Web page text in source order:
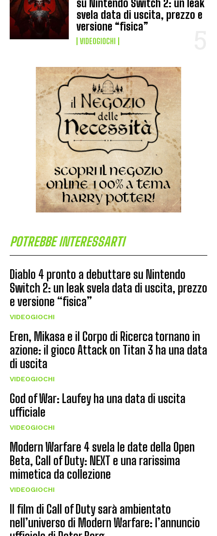
su Nintendo Switch 2: un leak
svela data di uscita, prezzo e
versione “fisica”
VIDEOGIOCHI
POTREBBE INTERESSARTI
Diablo 4 pronto a debuttare su Nintendo
Switch 2: un leak svela data di uscita, prezzo
e versione “fisica”
VIDEOGIOCHI
Eren, Mikasa e il Corpo di Ricerca tornano in
azione: il gioco Attack on Titan 3 ha una data
di uscita
VIDEOGIOCHI
God of War: Laufey ha una data di uscita
ufficiale
VIDEOGIOCHI
Modern Warfare 4 svela le date della Open
Beta, Call of Duty: NEXT e una rarissima
mimetica da collezione
VIDEOGIOCHI
Il film di Call of Duty sarà ambientato
nell’universo di Modern Warfare: l’annuncio